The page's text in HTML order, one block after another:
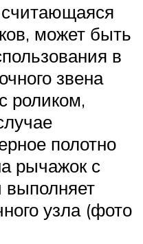
может быть
в
звена
роликом,
полотно
рычажок с
выполняет
узла (фото